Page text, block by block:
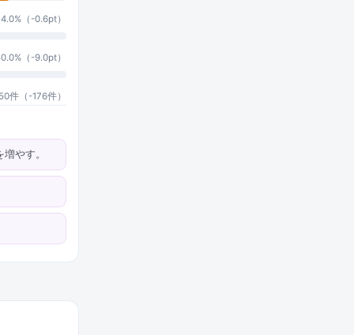
（-0.6pt）
（-9.0pt）
件（-176件）
やす。